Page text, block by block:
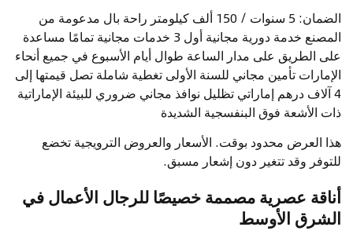
الضمان: 5 سنوات / 150 ألف كيلومتر راحة بال مدعومة من
المصنع خدمة دورية مجانية أول 3 خدمات مجانية تمامًا مساعدة
على الطريق على مدار الساعة طوال أيام الأسبوع في جميع أنحاء
الإمارات تأمين مجاني للسنة الأولى تغطية شاملة تصل قيمتها إلى
4 آلاف درهم إماراتي تظليل نوافذ مجاني ضروري للبيئة الإماراتية
ذات الأشعة فوق البنفسجية الشديدة
هذا العرض محدود بوقت. الأسعار والعروض الترويجية تخضع
للتوفر وقد تتغير دون إشعار مسبق.
أناقة عصرية مصممة خصيصًا للرجال الأعمال في
الشرق الأوسط